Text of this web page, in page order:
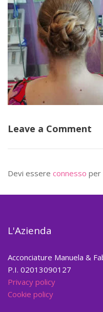
Leave a Comment
Devi essere connesso per
L'Azienda
Acconciature Manuela &
P.I. 02013090127
Privacy policy
Cookie policy